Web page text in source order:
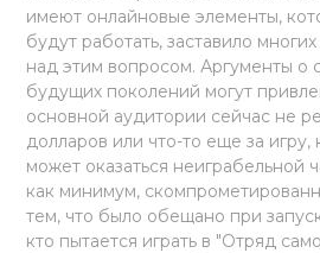
имеют онлайновые элементы,
будут работать, заставило
над этим вопросом. Аргументы о
будущих поколений могут
основной аудитории сейчас не
долларов или что-то еще за игру,
может оказаться неиграбельной
как минимум,
тем, что было обещано при
кто пытается играть в "Отряд